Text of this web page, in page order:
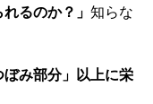
るのか？」 知らな
ぼみ部分」以上に栄